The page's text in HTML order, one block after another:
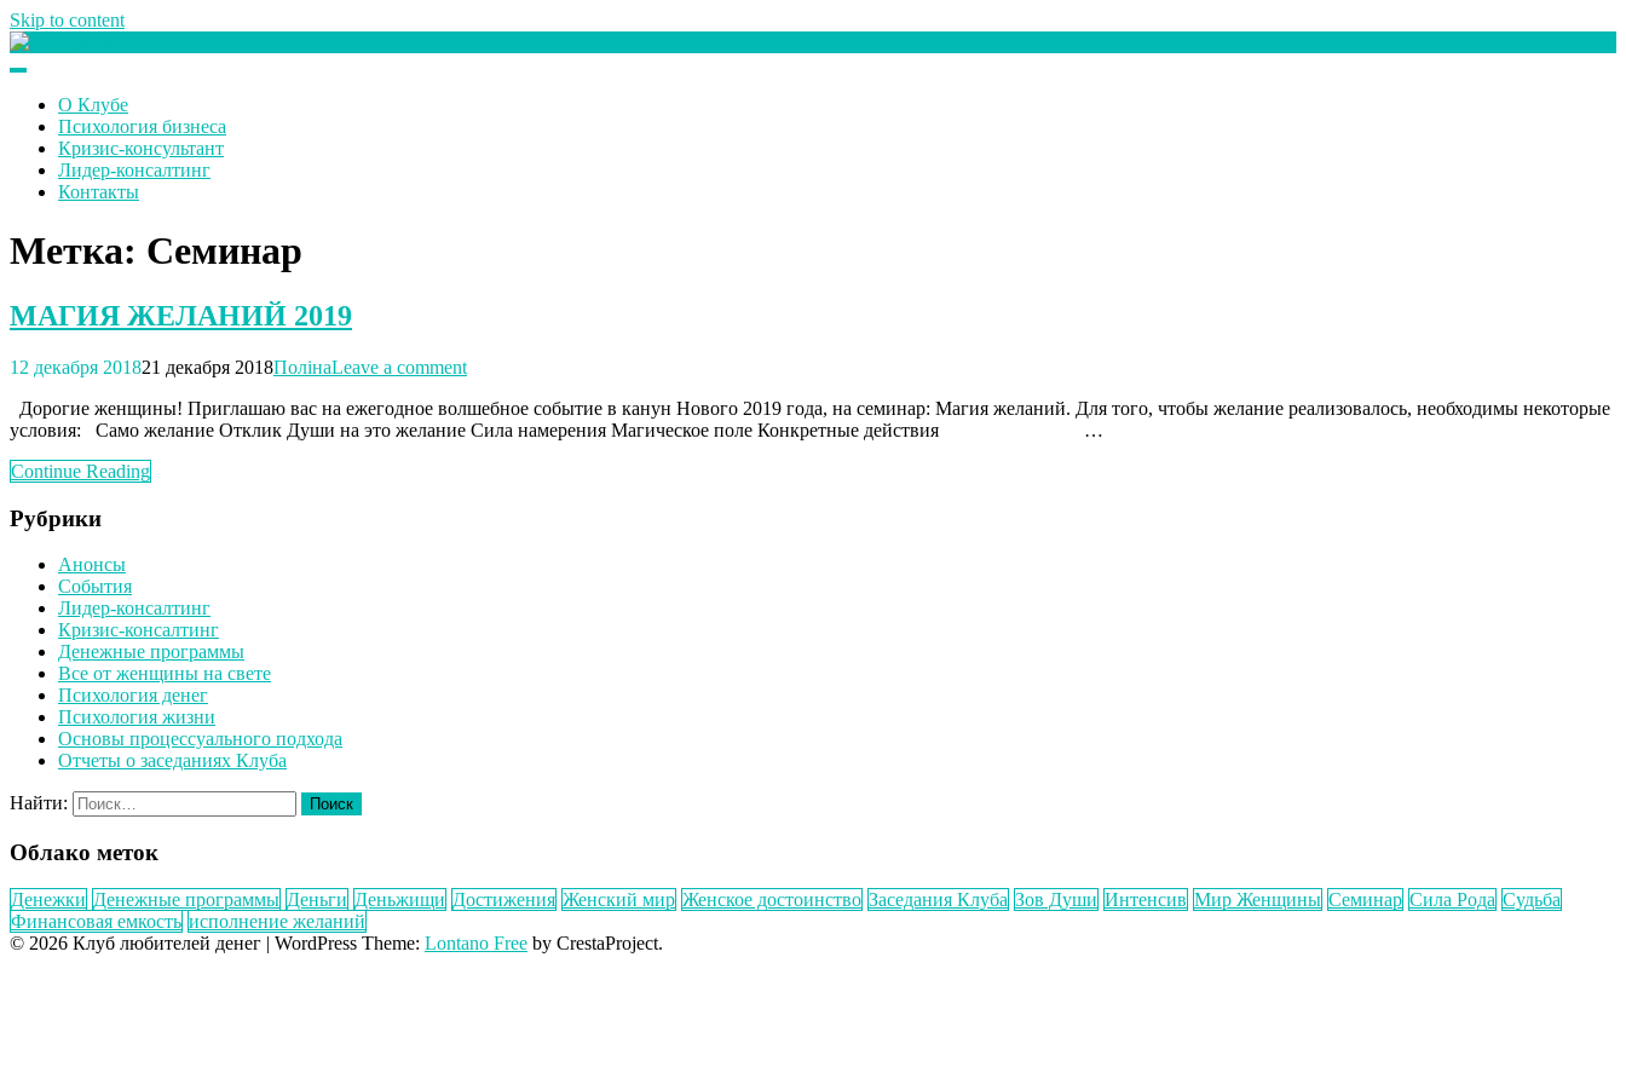
Skip to content
О Клубе
Психология бизнеса
Кризис-консультант
Лидер-консалтинг
Контакты
Метка: Семинар
МАГИЯ ЖЕЛАНИЙ 2019
12 декабря 201821 декабря 2018ПолінаLeave a comment
Дорогие женщины! Приглашаю вас на ежегодное волшебное событие в канун Нового 2019 года, на семинар: Магия желаний. Для того, чтобы желание реализовалось, необходимы некоторые
условия: Само желание Отклик Души на это желание Сила намерения Магическое поле Конкретные действия …
Continue Reading
Рубрики
Анонсы
События
Лидер-консалтинг
Кризис-консалтинг
Денежные программы
Все от женщины на свете
Психология денег
Психология жизни
Основы процессуального подхода
Отчеты о заседаниях Клуба
Найти:
Облако меток
Денежки Денежные программы Деньги Деньжищи Достижения Женский мир Женское достоинство Заседания Клуба Зов Души Интенсив Мир Женщины Семинар Сила Рода Судьба
Финансовая емкость исполнение желаний
© 2026 Клуб любителей денег | WordPress Theme: Lontano Free by CrestaProject.